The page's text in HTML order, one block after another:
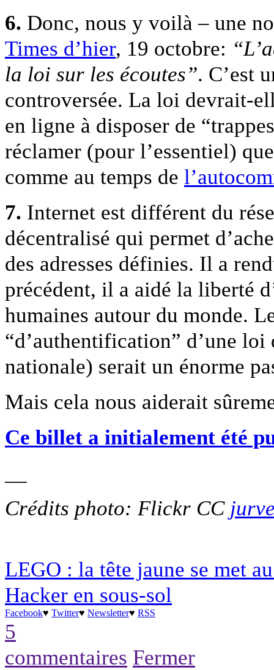
6. Donc, nous y voilà – une
Times d’hier, 19 octobre:
la loi sur les écoutes”. C’est
controversée. La loi devrait-
en ligne à disposer de
réclamer (pour l’essentiel)
comme au temps de
7. Internet est différent du
décentralisé qui permet
des adresses définies. Il a
précédent, il a aidé la liberté
humaines autour du monde.
“d’authentification” d’une
nationale) serait un énorme
Mais cela nous aiderait
Ce billet a initialement été
Crédits photo: Flickr CC
LEGO : la tête jaune se met
Hacker en sous-sol
Facebook♥ Twitter♥ Newsletter♥ RSS
5
commentaires Fermer